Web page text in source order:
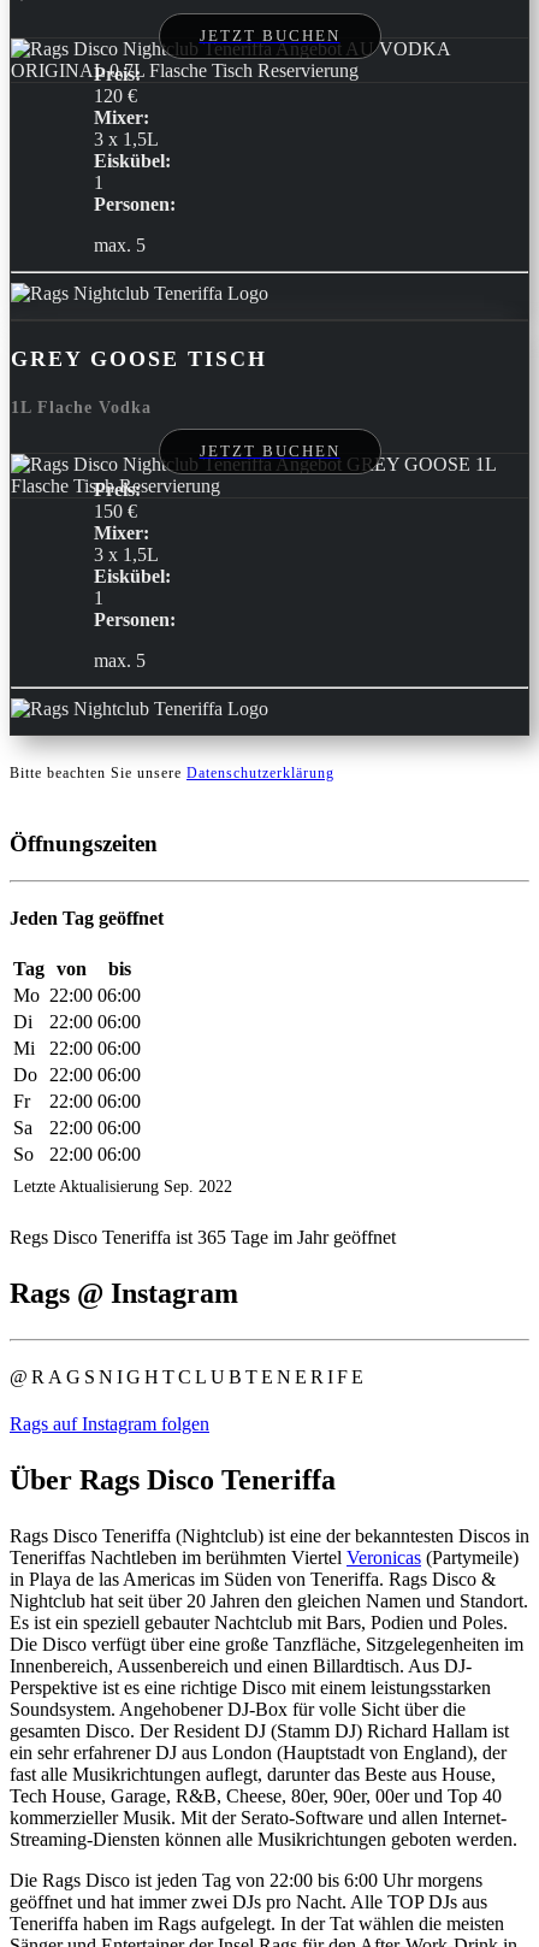
JETZT BUCHEN
Preis:
120 €
Mixer:
3 x 1,5L
Eiskübel:
1
Personen:
max. 5
GREY GOOSE TISCH
1L Flache Vodka
JETZT BUCHEN
Preis:
150 €
Mixer:
3 x 1,5L
Eiskübel:
1
Personen:
max. 5
Bitte beachten Sie unsere Datenschutzerklärung
Öffnungszeiten
Jeden Tag geöffnet
Tag von
bis
Mo 22:00 06:00
Di
22:00 06:00
Mi
22:00 06:00
Do 22:00 06:00
Fr
22:00 06:00
Sa
22:00 06:00
So
22:00 06:00
Letzte Aktualisierung Sep. 2022
Regs Disco Teneriffa ist 365 Tage im Jahr geöffnet
Rags @ Instagram
@RAGSNIGHTCLUBTENERIFE
Rags auf Instagram folgen
Über Rags Disco Teneriffa
Rags Disco Teneriffa (Nightclub) ist eine der bekanntesten Discos in
Teneriffas Nachtleben im berühmten Viertel Veronicas (Partymeile)
in Playa de las Americas im Süden von Teneriffa. Rags Disco &
Nightclub hat seit über 20 Jahren den gleichen Namen und Standort.
Es ist ein speziell gebauter Nachtclub mit Bars, Podien und Poles.
Die Disco verfügt über eine große Tanzfläche, Sitzgelegenheiten im
Innenbereich, Aussenbereich und einen Billardtisch. Aus DJ-
Perspektive ist es eine richtige Disco mit einem leistungsstarken
Soundsystem. Angehobener DJ-Box für volle Sicht über die
gesamten Disco. Der Resident DJ (Stamm DJ) Richard Hallam ist
ein sehr erfahrener DJ aus London (Hauptstadt von England), der
fast alle Musikrichtungen auflegt, darunter das Beste aus House,
Tech House, Garage, R&B, Cheese, 80er, 90er, 00er und Top 40
kommerzieller Musik. Mit der Serato-Software und allen Internet-
Streaming-Diensten können alle Musikrichtungen geboten werden.
Die Rags Disco ist jeden Tag von 22:00 bis 6:00 Uhr morgens
geöffnet und hat immer zwei DJs pro Nacht. Alle TOP DJs aus
Teneriffa haben im Rags aufgelegt. In der Tat wählen die meisten